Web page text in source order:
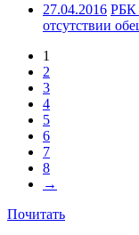
27.04.2016 РБК
отсутствии
1
2
3
4
5
6
7
8
→
Почитать